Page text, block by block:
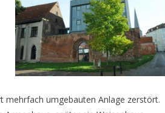
mehrfach umgebauten Anlage zerstört.